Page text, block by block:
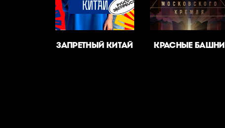
ЗАПРЕТНЫЙ КИТАЙ КРАСНЫЕ БАШНИ